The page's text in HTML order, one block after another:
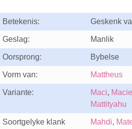
Betekenis: Geskenk
Geslag: Manlik
Oorsprong: Bybelse
Vorm van: Mattheus
Variante: Maci, Macie
Mattityahu
Soortgelyke klank
Mahdi,